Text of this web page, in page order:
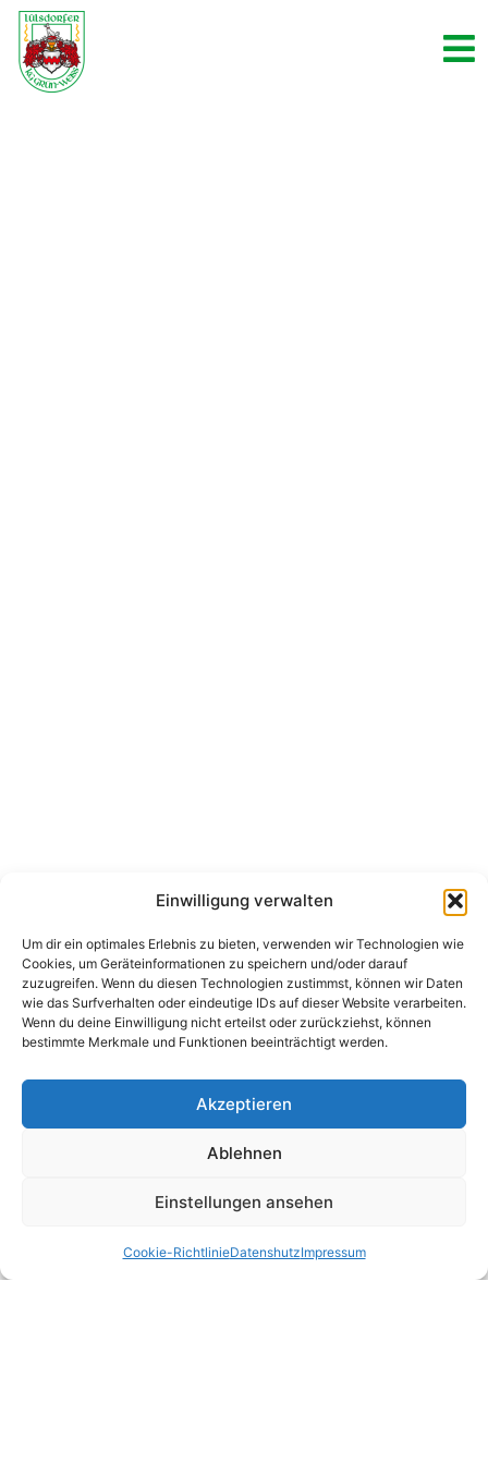
Einwilligung verwalten
Um dir ein optimales Erlebnis zu bieten, verwenden wir Technologien wie
Cookies, um Geräteinformationen zu speichern und/oder darauf
zuzugreifen. Wenn du diesen Technologien zustimmst, können wir Daten
wie das Surfverhalten oder eindeutige IDs auf dieser Website verarbeiten.
Wenn du deine Einwilligung nicht erteilst oder zurückziehst, können
bestimmte Merkmale und Funktionen beeinträchtigt werden.
Akzeptieren
Ablehnen
Einstellungen ansehen
Cookie-RichtlinieDatenshutzImpressum